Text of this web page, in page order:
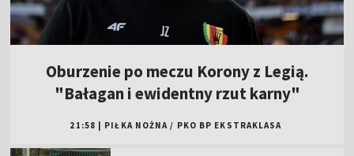
Oburzenie po meczu Korony z Legią.
"Bałagan i ewidentny rzut karny"
21:58 PIŁKA NOŻNA / PKO BP EKSTRAKLASA